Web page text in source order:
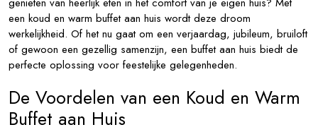
een koud en warm buffet aan huis wordt deze droom
werkelijkheid. Of het nu gaat om een verjaardag, jubileum, bruiloft
of gewoon een gezellig samenzijn, een buffet aan huis biedt de
perfecte oplossing voor feestelijke gelegenheden.
De Voordelen van een Koud en Warm
Buffet aan Huis